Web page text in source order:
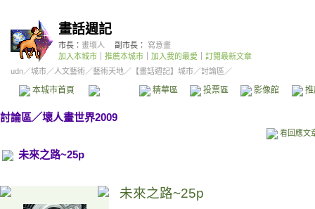
畫話週記
市長： 畫壞人 副市長： 寫意畫
加入本城市
推薦本城市 加入我的最愛
訂閱最新文章
udn／城市／人文藝術／藝術天地／ 【畫話週記】城市／討論區／
本城市首頁 精華區 投票區 影像館
討論區／壞人畫世界2009
看回應文
未來之路~25p
未來之路~25p